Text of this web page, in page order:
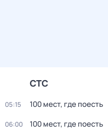
СТС
05:15 100 мест, где поесть
06:00 100 мест, где поесть